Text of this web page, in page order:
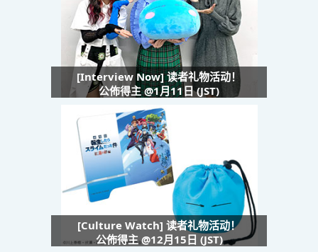
[Interview Now] 读者礼物活动！
公佈得主 @1月11日 (JST)
[Culture Watch] 读者礼物活动！
公佈得主 @12月15日 (JST)